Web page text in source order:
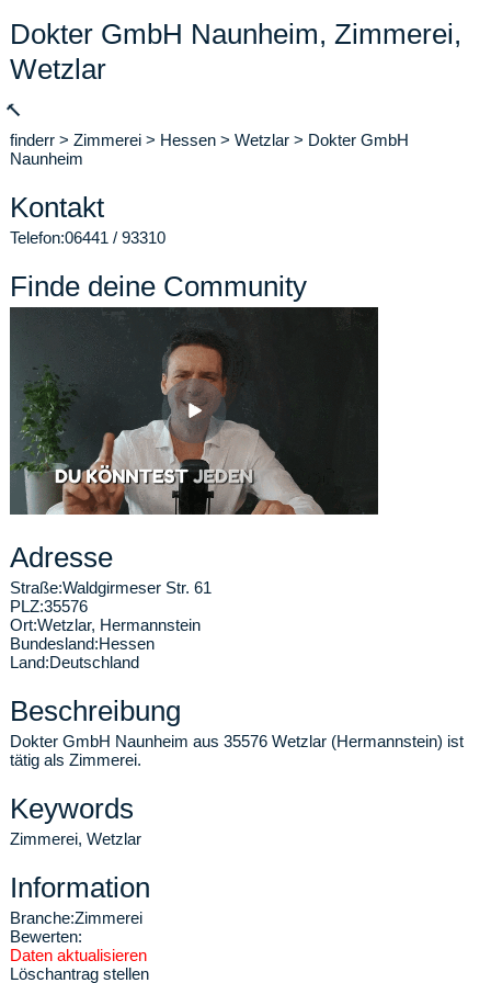
Dokter GmbH Naunheim, Zimmerei,
Wetzlar
🔨
finderr > Zimmerei > Hessen > Wetzlar > Dokter GmbH
Naunheim
Kontakt
Telefon:06441 / 93310
Finde deine Community
Adresse
Straße:Waldgirmeser Str. 61
PLZ:35576
Ort:Wetzlar, Hermannstein
Bundesland:Hessen
Land:Deutschland
Beschreibung
Dokter GmbH Naunheim aus 35576 Wetzlar (Hermannstein) ist
tätig als Zimmerei.
Keywords
Zimmerei, Wetzlar
Information
Branche:Zimmerei
Bewerten:
Daten aktualisieren
Löschantrag stellen